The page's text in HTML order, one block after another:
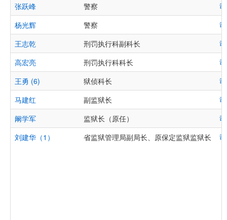
张跃峰
警察
杨光辉
警察
王志乾
刑罚执行科副科长
高宏亮
刑罚执行科科长
王勇 (6)
狱侦科长
马建红
副监狱长
阚学军
监狱长（原任）
刘建华（1）
省监狱管理局副局长、原保定监狱监狱长